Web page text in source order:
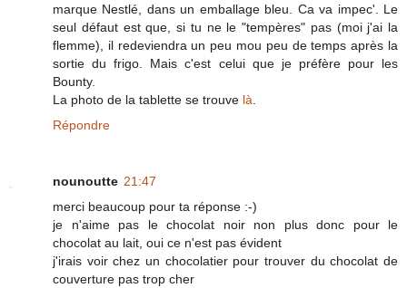
marque Nestlé, dans un emballage bleu. Ca va impec'. Le
seul défaut est que, si tu ne le "tempères" pas (moi j'ai la
flemme), il redeviendra un peu mou peu de temps après la
sortie du frigo. Mais c'est celui que je préfère pour les
Bounty.
La photo de la tablette se trouve là
Répondre
nounoutte 21:47
merci beaucoup pour ta réponse :-)
je n'aime pas le chocolat noir non plus donc pour le
chocolat au lait, oui ce n'est pas évident
j'irais voir chez un chocolatier pour trouver du chocolat de
couverture pas trop cher